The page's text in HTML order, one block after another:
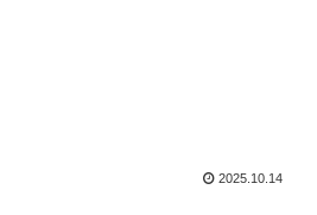
2025.10.14